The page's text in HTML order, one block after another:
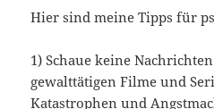
Hier sind meine Tipps für
1) Schaue keine
gewalttätigen Filme und
Katastrophen und